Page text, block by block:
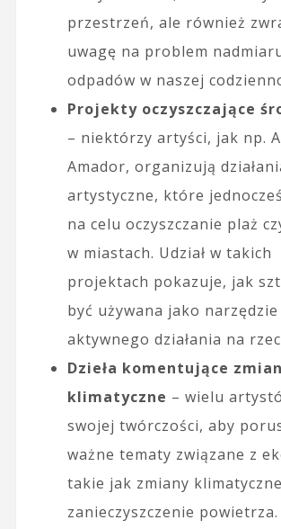
przestrzeń, ale również
uwagę na problem
odpadów w naszej
Projekty oczyszczające
– niektórzy artyści, jak np.
Amador, organizują
artystyczne, które
na celu oczyszczanie plaż
w miastach. Udział w takich
projektach pokazuje, jak
być używana jako narzędzie
aktywnego działania na
Dzieła komentujące
klimatyczne – wielu
swojej twórczości, aby
ważne tematy związane z
takie jak zmiany
zanieczyszczenie powietrza.